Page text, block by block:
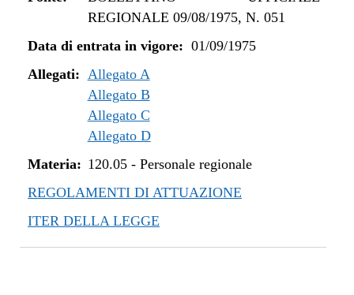
REGIONALE 09/08/1975, N. 051
Data di entrata in vigore: 01/09/1975
Allegati: Allegato A
Allegato B
Allegato C
Allegato D
Materia: 120.05- Personale regionale
REGOLAMENTI DI ATTUAZIONE
ITER DELLA LEGGE